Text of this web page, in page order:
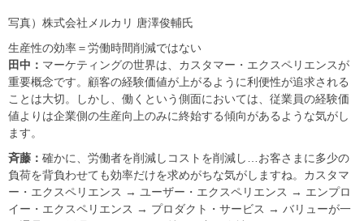
写真）株式会社メルカリ 唐澤俊輔氏
生産性の効率＝労働時間削減ではない
田中： マーケティングの世界は、カスタマー・エクスペリエンスが
重要概念です。顧客の経験価値が上がるように利便性が追求される
ことは大切。しかし、働くという側面においては、従業員の経験価
値よりは企業側の生産向上のみに終始する傾向があるような気がし
ます。
斉藤： 確かに、労働者を削減しコストを削減し…お客さまに多少の
負荷を背負わせても効率だけを求めがちな気がしますね。カスタマ
ー・エクスペリエンス → ユーザー・エクスペリエンス → エンプロ
イー・エクスペリエンス → プロダクト・サービス → バリューが一